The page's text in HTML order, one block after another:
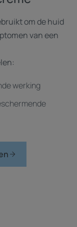
om de huid
van een
werking